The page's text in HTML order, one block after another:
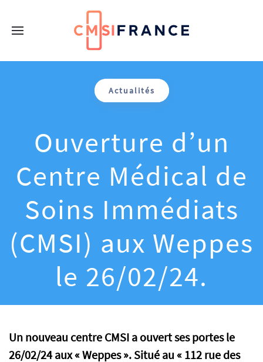
Actualités
Ouverture d’un
Centre Médical de
Soins Immédiats
(CMSI) aux Weppes
le 26/02/24.
Un nouveau centre CMSI a ouvert ses portes le
26/02/24 aux « Weppes ». Situé au « 112 rue des